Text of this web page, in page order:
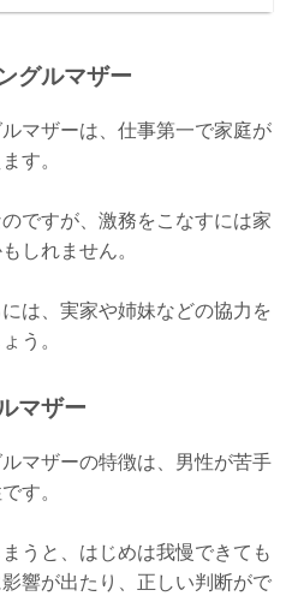
グルマザー
マザーは、仕事第一で家庭が
す。
ですが、激務をこなすには家
しれません。
は、実家や姉妹などの協力を
う。
マザー
マザーの特徴は、男性が苦手
す。
うと、はじめは我慢できても
響が出たり、正しい判断がで